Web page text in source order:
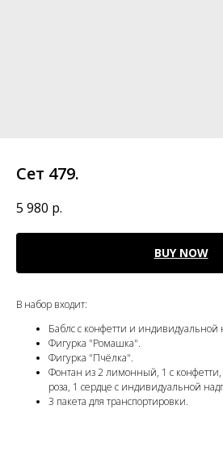
Сет 479.
5 980 р.
BUY NOW
В набор входит:
Баблс с конфетти и индивидуальной
Фигурка "Ромашка".
Фигурка "Пчёлка".
Фонтан из 2 лимонный, 1 с
роза, 1 сердце с индивидуальной
3 пакета для транспортировки.